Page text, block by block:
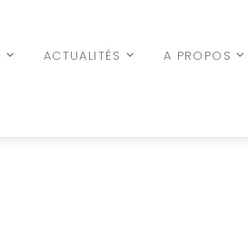
ACTUALITÉS
A PROPOS